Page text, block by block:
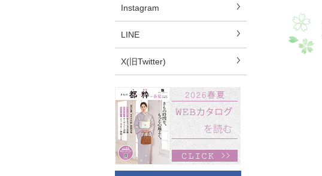
Instagram
LINE
X(旧Twitter)